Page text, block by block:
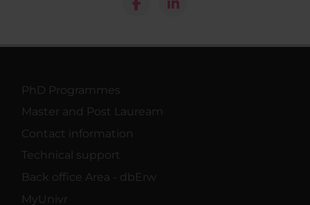
PhD Programmes
Master and Post Lauream
Contact information
Technical support
Back office Area - dbErw
MyUnivr